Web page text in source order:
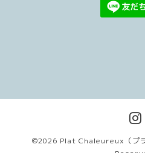
©2026 Plat Chaleureux（プラ